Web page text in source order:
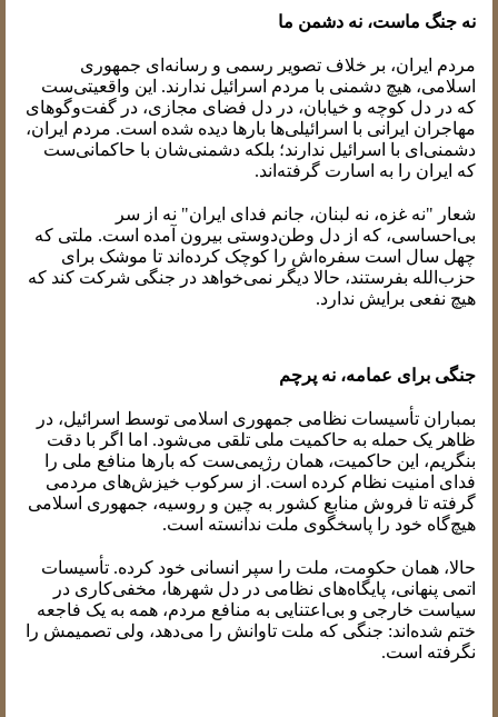
نه جنگ ماست، نه دشمن ما
مردم ایران، بر خلاف تصویر رسمی و رسانه‌ای جمهوری
اسلامی، هیچ دشمنی با مردم اسرائیل ندارند. این واقعیتی‌ست
که در دل کوچه و خیابان، در دل فضای مجازی، در گفت‌وگوهای
مهاجران ایرانی با اسرائیلی‌ها بارها دیده شده است. مردم ایران،
دشمنی‌ای با اسرائیل ندارند؛ بلکه دشمنی‌شان با حاکمانی‌ست
که ایران را به اسارت گرفته‌اند.
شعار "نه غزه، نه لبنان، جانم فدای ایران" نه از سر
بی‌احساسی، که از دل وطن‌دوستی بیرون آمده است. ملتی که
چهل سال است سفره‌اش را کوچک کرده‌اند تا موشک برای
حزب‌الله بفرستند، حالا دیگر نمی‌خواهد در جنگی شرکت کند که
هیچ نفعی برایش ندارد.
جنگی برای عمامه، نه پرچم
بمباران تأسیسات نظامی جمهوری اسلامی توسط اسرائیل، در
ظاهر یک حمله به حاکمیت ملی تلقی می‌شود. اما اگر با دقت
بنگریم، این حاکمیت، همان رژیمی‌ست که بارها منافع ملی را
فدای امنیت نظام کرده است. از سرکوب خیزش‌های مردمی
گرفته تا فروش منابع کشور به چین و روسیه، جمهوری اسلامی
هیچ‌گاه خود را پاسخگوی ملت ندانسته است.
حالا، همان حکومت، ملت را سپر انسانی خود کرده. تأسیسات
اتمی پنهانی، پایگاه‌های نظامی در دل شهرها، مخفی‌کاری در
سیاست خارجی و بی‌اعتنایی به منافع مردم، همه به یک فاجعه
ختم شده‌اند: جنگی که ملت تاوانش را می‌دهد، ولی تصمیمش را
نگرفته است.